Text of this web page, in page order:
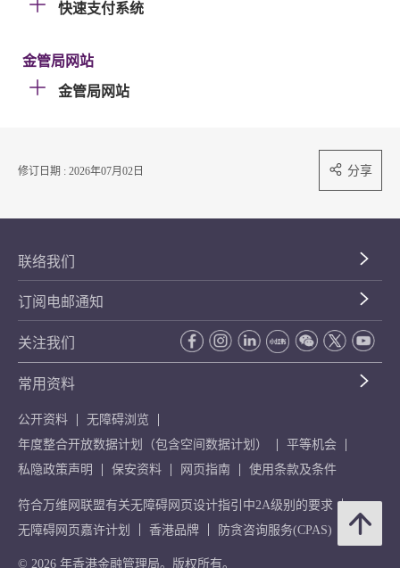
快速支付系统
金管局网站
金管局网站
修订日期 : 2026年07月02日 分享
联络我们
订阅电邮通知
关注我们
常用资料
公开资料
无障碍浏览
年度整合开放数据计划（包含空间数据计划）
平等机会
私隐政策声明
保安资料 网页指南 使用条款及条件
符合万维网联盟有关无障碍网页设计指引中2A级别的要求
无障碍网页嘉许计划
香港品牌 防贪咨询服务(CPAS)
© 2026 年香港金融管理局。版权所有。